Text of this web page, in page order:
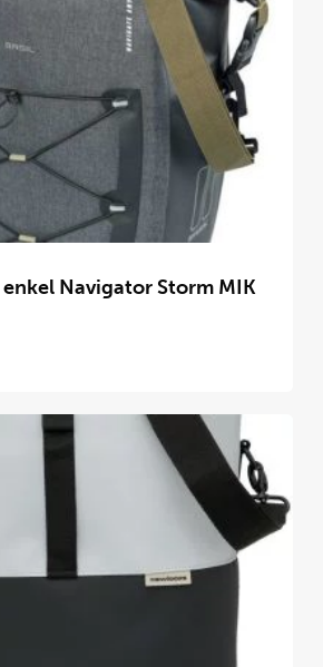
Navigator Storm MIK